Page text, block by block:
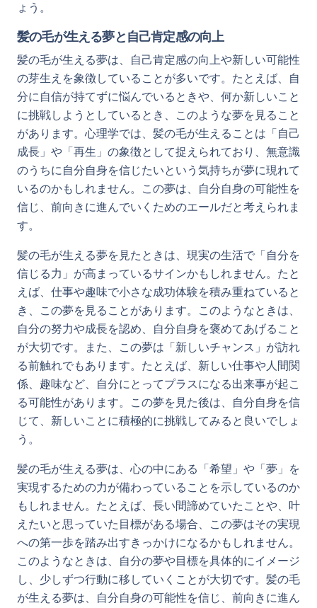
ょう。
髪の毛が生える夢と自己肯定感の向上
髪の毛が生える夢は、自己肯定感の向上や新しい可能性
の芽生えを象徴していることが多いです。たとえば、自
分に自信が持てずに悩んでいるときや、何か新しいこと
に挑戦しようとしているとき、このような夢を見ること
があります。心理学では、髪の毛が生えることは「自己
成長」や「再生」の象徴として捉えられており、無意識
のうちに自分自身を信じたいという気持ちが夢に現れて
いるのかもしれません。この夢は、自分自身の可能性を
信じ、前向きに進んでいくためのエールだと考えられま
す。
髪の毛が生える夢を見たときは、現実の生活で「自分を
信じる力」が高まっているサインかもしれません。たと
えば、仕事や趣味で小さな成功体験を積み重ねていると
き、この夢を見ることがあります。このようなときは、
自分の努力や成長を認め、自分自身を褒めてあげること
が大切です。また、この夢は「新しいチャンス」が訪れ
る前触れでもあります。たとえば、新しい仕事や人間関
係、趣味など、自分にとってプラスになる出来事が起こ
る可能性があります。この夢を見た後は、自分自身を信
じて、新しいことに積極的に挑戦してみると良いでしょ
う。
髪の毛が生える夢は、心の中にある「希望」や「夢」を
実現するための力が備わっていることを示しているのか
もしれません。たとえば、長い間諦めていたことや、叶
えたいと思っていた目標がある場合、この夢はその実現
への第一歩を踏み出すきっかけになるかもしれません。
このようなときは、自分の夢や目標を具体的にイメージ
し、少しずつ行動に移していくことが大切です。髪の毛
が生える夢は、自分自身の可能性を信じ、前向きに進ん